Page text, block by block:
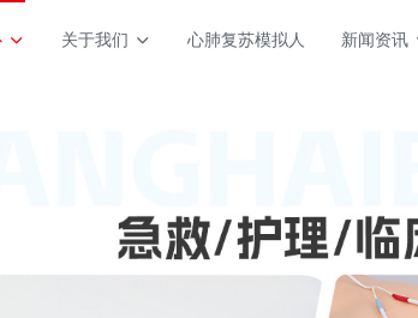
关于我们 心肺复苏模拟人 新闻资讯